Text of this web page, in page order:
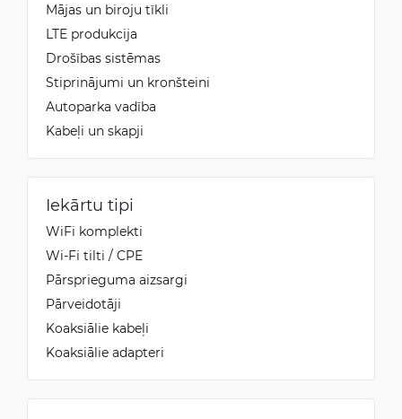
Mājas un biroju tīkli
LTE produkcija
Drošības sistēmas
Stiprinājumi un kronšteini
Autoparka vadība
Kabeļi un skapji
Iekārtu tipi
WiFi komplekti
Wi-Fi tilti / CPE
Pārsprieguma aizsargi
Pārveidotāji
Koaksiālie kabeļi
Koaksiālie adapteri